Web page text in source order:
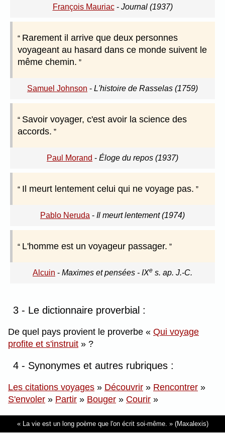
François Mauriac- Journal (1937)
Rarement il arrive que deux personnes
voyageant au hasard dans ce monde suivent le
même chemin.
Samuel Johnson - L'histoire de Rasselas (1759)
Savoir voyager, c'est avoir la science des
accords.
Paul Morand - Éloge du repos (1937)
Il meurt lentement celui qui ne voyage pas.
Pablo Neruda - Il meurt lentement (1974)
L'homme est un voyageur passager.
Alcuin - Maximes et pensées - IXe s. ap. J.-C.
3 - Le dictionnaire proverbial :
De quel pays provient le proverbe
Qui voyage
profite et s'instruit
?
4 - Synonymes et autres rubriques :
Les citations voyages » Découvrir » Rencontrer »
S'envoler » Partir » Bouger » Courir »
La vie est un long poème que l'on écrit soi-même. (Maxalexis)